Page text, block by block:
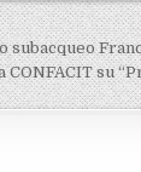
subacqueo
CONFACIT su